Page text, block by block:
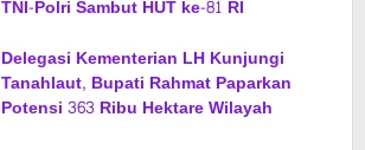
TNI-Polri Sambut HUT ke-81 RI
Delegasi Kementerian LH Kunjungi
Tanahlaut, Bupati Rahmat Paparkan
Potensi 363 Ribu Hektare Wilayah